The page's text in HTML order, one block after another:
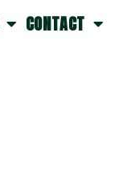
CONTACT